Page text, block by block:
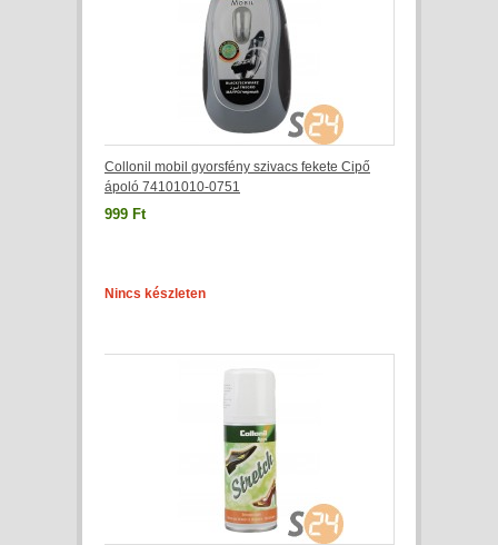
Collonil mobil gyorsfény szivacs fekete Cipő
ápoló 74101010-0751
999 Ft
Nincs készleten